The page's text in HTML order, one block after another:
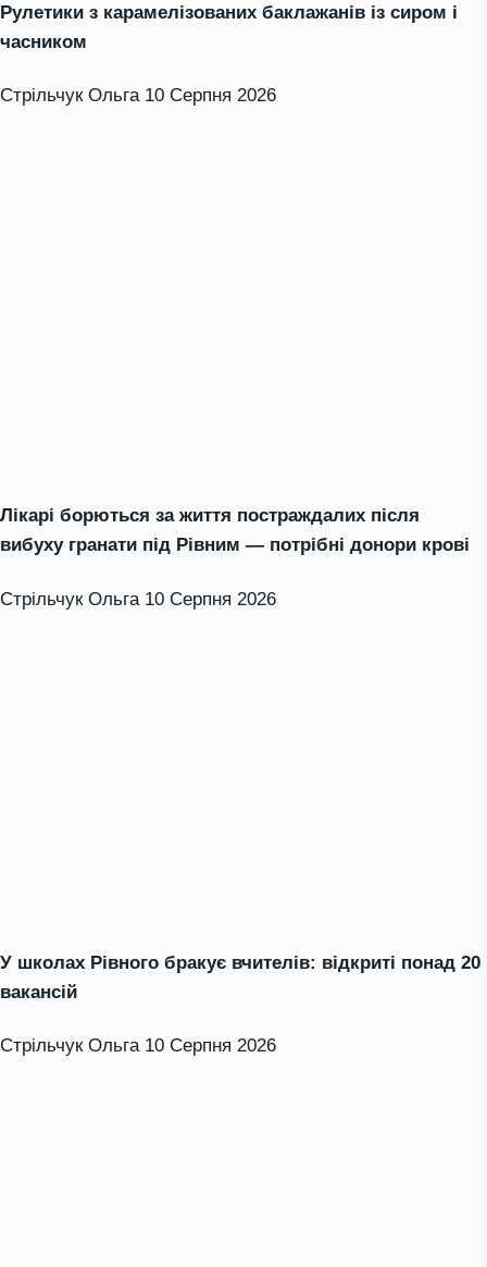
Рулетики з карамелізованих баклажанів із сиром і
часником
Стрільчук Ольга 10 Серпня 2026
Лікарі борються за життя постраждалих після
вибуху гранати під Рівним — потрібні донори крові
Стрільчук Ольга 10 Серпня 2026
У школах Рівного бракує вчителів: відкриті понад 20
вакансій
Стрільчук Ольга 10 Серпня 2026